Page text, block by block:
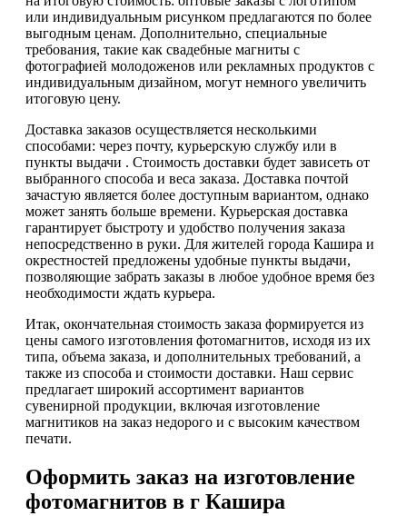
или индивидуальным рисунком предлагаются по более
выгодным ценам. Дополнительно, специальные
требования, такие как свадебные магниты с
фотографией молодоженов или рекламных продуктов с
индивидуальным дизайном, могут немного увеличить
итоговую цену.
Доставка заказов осуществляется несколькими
способами: через почту, курьерскую службу или в
пункты выдачи . Стоимость доставки будет зависеть от
выбранного способа и веса заказа. Доставка почтой
зачастую является более доступным вариантом, однако
может занять больше времени. Курьерская доставка
гарантирует быстроту и удобство получения заказа
непосредственно в руки. Для жителей города Кашира и
окрестностей предложены удобные пункты выдачи,
позволяющие забрать заказы в любое удобное время без
необходимости ждать курьера.
Итак, окончательная стоимость заказа формируется из
цены самого изготовления фотомагнитов, исходя из их
типа, объема заказа, и дополнительных требований, а
также из способа и стоимости доставки. Наш сервис
предлагает широкий ассортимент вариантов
сувенирной продукции, включая изготовление
магнитиков на заказ недорого и с высоким качеством
печати.
Оформить заказ на изготовление
фотомагнитов в г Кашира